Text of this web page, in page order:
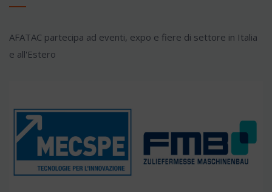
AFATAC partecipa ad eventi, expo e fiere di settore in Italia
e all'Estero